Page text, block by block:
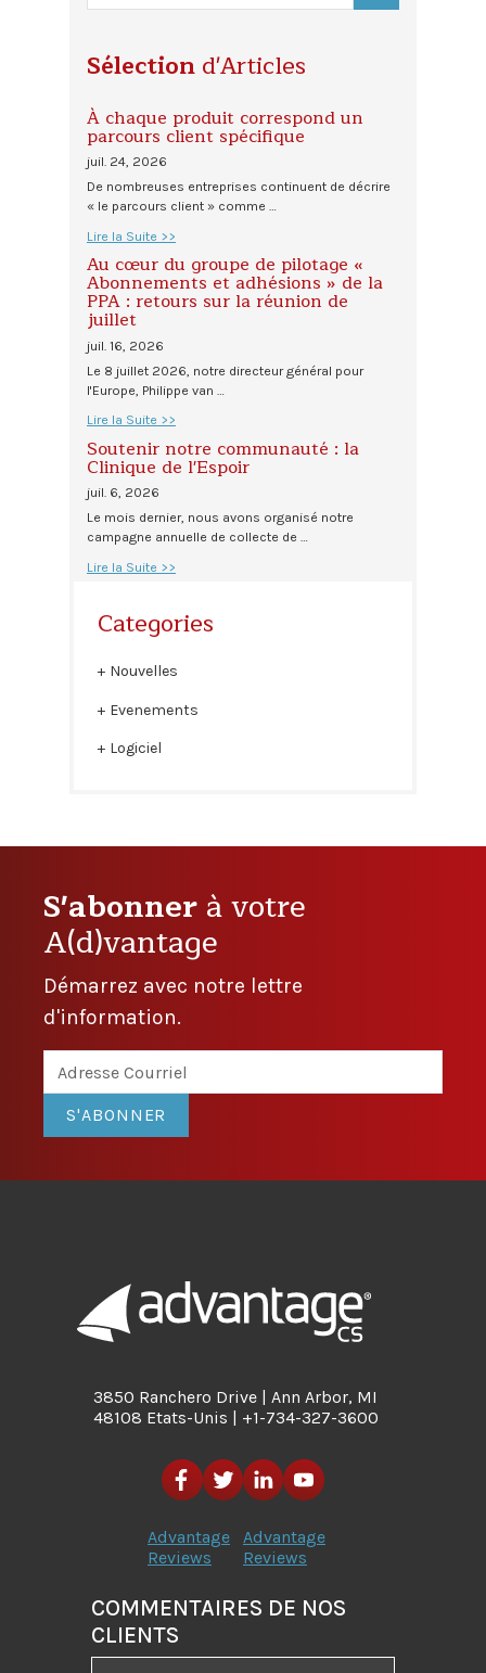
Sélection d'Articles
À chaque produit correspond un
parcours client spécifique
juil. 24, 2026
De nombreuses entreprises continuent de décrire
« le parcours client » comme …
Lire la Suite >>
Au cœur du groupe de pilotage «
Abonnements et adhésions » de la
PPA : retours sur la réunion de
juillet
juil. 16, 2026
Le 8 juillet 2026, notre directeur général pour
l'Europe, Philippe van …
Lire la Suite >>
Soutenir notre communauté : la
Clinique de l'Espoir
juil. 6, 2026
Le mois dernier, nous avons organisé notre
campagne annuelle de collecte de …
Lire la Suite >>
Categories
Nouvelles
Evenements
Logiciel
S'abonnerà votre
A(d)vantage
Démarrez avec notre lettre
d'information.
S'ABONNER
3850 Ranchero Drive | Ann Arbor, MI
48108 Etats-Unis | +1-734-327-3600
Advantage
Reviews
Advantage
Reviews
COMMENTAIRES DE NOS
CLIENTS